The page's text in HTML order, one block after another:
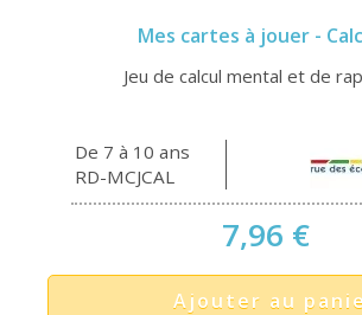
Mes cartes à jouer -
Jeu de calcul mental et de
De 7 à 10 ans
RD-MCJCAL
7,96 €
Ajouter au